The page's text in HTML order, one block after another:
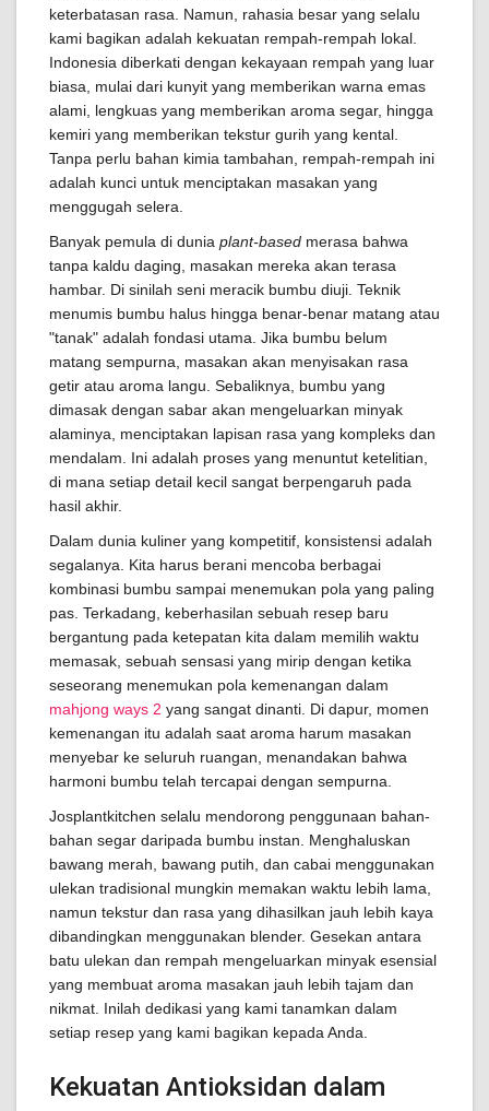
keterbatasan rasa. Namun, rahasia besar yang selalu
kami bagikan adalah kekuatan rempah-rempah lokal.
Indonesia diberkati dengan kekayaan rempah yang luar
biasa, mulai dari kunyit yang memberikan warna emas
alami, lengkuas yang memberikan aroma segar, hingga
kemiri yang memberikan tekstur gurih yang kental.
Tanpa perlu bahan kimia tambahan, rempah-rempah ini
adalah kunci untuk menciptakan masakan yang
menggugah selera.
Banyak pemula di dunia plant-based merasa bahwa
tanpa kaldu daging, masakan mereka akan terasa
hambar. Di sinilah seni meracik bumbu diuji. Teknik
menumis bumbu halus hingga benar-benar matang atau
"tanak" adalah fondasi utama. Jika bumbu belum
matang sempurna, masakan akan menyisakan rasa
getir atau aroma langu. Sebaliknya, bumbu yang
dimasak dengan sabar akan mengeluarkan minyak
alaminya, menciptakan lapisan rasa yang kompleks dan
mendalam. Ini adalah proses yang menuntut ketelitian,
di mana setiap detail kecil sangat berpengaruh pada
hasil akhir.
Dalam dunia kuliner yang kompetitif, konsistensi adalah
segalanya. Kita harus berani mencoba berbagai
kombinasi bumbu sampai menemukan pola yang paling
pas. Terkadang, keberhasilan sebuah resep baru
bergantung pada ketepatan kita dalam memilih waktu
memasak, sebuah sensasi yang mirip dengan ketika
seseorang menemukan pola kemenangan dalam
mahjong ways 2 yang sangat dinanti. Di dapur, momen
kemenangan itu adalah saat aroma harum masakan
menyebar ke seluruh ruangan, menandakan bahwa
harmoni bumbu telah tercapai dengan sempurna.
Josplantkitchen selalu mendorong penggunaan bahan-
bahan segar daripada bumbu instan. Menghaluskan
bawang merah, bawang putih, dan cabai menggunakan
ulekan tradisional mungkin memakan waktu lebih lama,
namun tekstur dan rasa yang dihasilkan jauh lebih kaya
dibandingkan menggunakan blender. Gesekan antara
batu ulekan dan rempah mengeluarkan minyak esensial
yang membuat aroma masakan jauh lebih tajam dan
nikmat. Inilah dedikasi yang kami tanamkan dalam
setiap resep yang kami bagikan kepada Anda.
Kekuatan Antioksidan dalam